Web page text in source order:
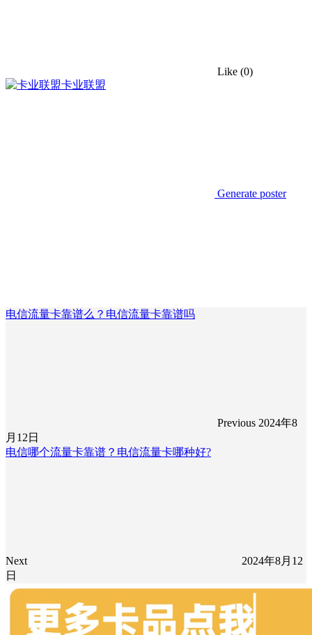
Like (0)
卡业联盟
Generate poster
电信流量卡靠谱么？电信流量卡靠谱吗
Previous 2024年8
月12日
电信哪个流量卡靠谱？电信流量卡哪种好?
Next
2024年8月12
日